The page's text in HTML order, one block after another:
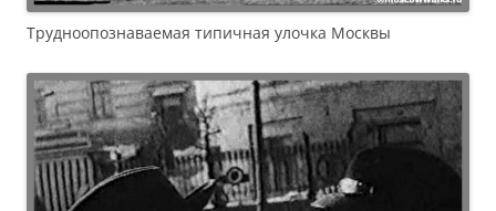
Трудноопознаваемая типичная улочка Москвы